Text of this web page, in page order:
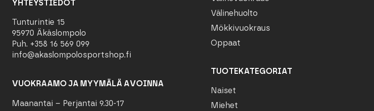
YHTEYSTIEDOT
Tunturintie 15
95970 Äkäslompolo
Puh. +358 16 569 099
info@akaslompolosportshop.fi
VUOKRAAMO JA MYYMÄLÄ AVOINNA
Maanantai – Perjantai 9.30-17
Välinehuolto
Mökkivuokraus
Oppaat
TUOTEKATEGORIAT
Naiset
Miehet